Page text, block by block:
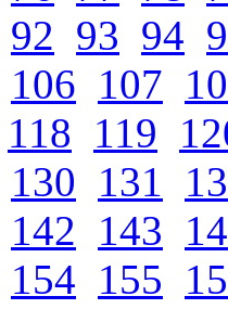
92 93 94
106 107
118 119
130 131
142 143
154 155